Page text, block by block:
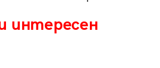
интересен